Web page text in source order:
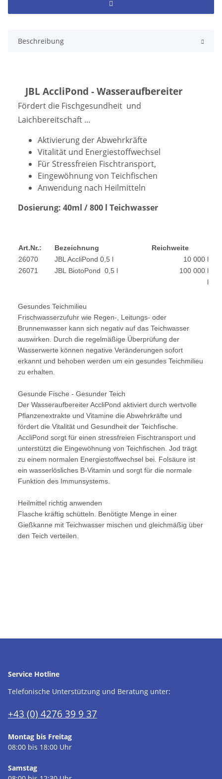
Beschreibung
JBL AccliPond - Wasseraufbereiter
Fördert die Fischgesundheit und
Laichbereitschaft ...
Aktivierung der Abwehrkräfte
Vitalität und Energiestoffwechsel
Für Stressfreien Fischtransport,
Eingewöhnung von Teichfischen
Anwendung nach Heilmitteln
Dosierung: 40ml / 800 l Teichwasser
Art.Nr.: Bezeichnung
Reichweite
26070
JBL AccliPond 0,5 l
10 000 l
26071
JBL BiotoPond 0,5 l
100 000 l
l
Gesundes Teichmilieu
Frischwasserzufuhr wie Regen-, Leitungs- oder
Brunnenwasser kann sich negativ auf das Teichwasser
auswirken. Durch die regelmäßige Überprüfung der
Wasserwerte können negative Veränderungen sofort
erkannt und behoben werden um ein gesundes Teichmilieu
zu erhalten.
Gesunde Fische - Gesunder Teich
Der Wasseraufbereiter AccliPond aktiviert durch wertvolle
Pflanzenextrakte und Vitamine die Abwehrkräfte und
fördert die Vitalität und Gesundheit der Teichfische.
AccliPond sorgt für einen stressfreien Fischtransport und
unterstützt die Eingewöhnung von Teichfischen. Jod trägt
zu einem normalen Energiestoffwechsel bei. Folsäure ist
ein wasserlösliches B-Vitamin und sorgt für die normale
Funktion des Immunsystems.
Heilmittel richtig anwenden
Flasche kräftig schütteln. Benötigte Menge in einer
Gießkanne mit Teichwasser mischen und gleichmäßig über
den Teich verteilen.
Service Hotline
Telefonische Unterstützung und Beratung unter:
+43 (0) 4276 39 9 37
Montag bis Freitag
08:00 bis 18:00 Uhr
Samstag